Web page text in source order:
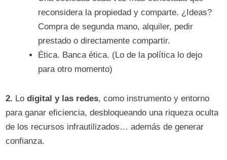
reconsidera la propiedad y comparte. ¿Ideas?
Compra de segunda mano, alquiler, pedir
prestado o directamente compartir.
Ética. Banca ética. (Lo de la política lo dejo
para otro momento)
2. Lo digital y las redes, como instrumento y entorno
para ganar eficiencia, desbloqueando una riqueza oculta
de los recursos infrautilizados… además de generar
confianza.